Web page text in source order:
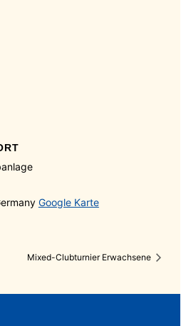
Google Karte
Mixed-Clubturnier Erwachsene